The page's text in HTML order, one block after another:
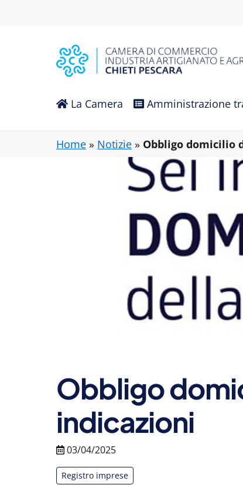
La Camera Amministrazione
Home » Notizie » Obbligo domicilio
Obbligo
indicazioni
03/04/2025
Registro imprese